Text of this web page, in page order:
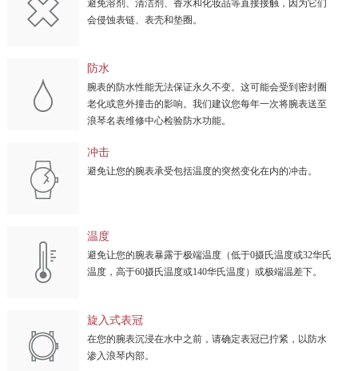
避免溶剂、清洁剂、香水和化妆品等直接接触，因为它们
会侵蚀表链、表壳和垫圈。
防水
腕表的防水性能无法保证永久不变。这可能会受到密封圈
老化或意外撞击的影响。我们建议您每年一次将腕表送至
浪琴名表维修中心检验防水功能。
冲击
避免让您的腕表承受包括温度的突然变化在内的冲击。
温度
避免让您的腕表暴露于极端温度（低于0摄氏温度或32华氏
温度，高于60摄氏温度或140华氏温度）或极端温差下。
旋入式表冠
在您的腕表沉浸在水中之前，请确定表冠已拧紧，以防水
渗入浪琴内部。